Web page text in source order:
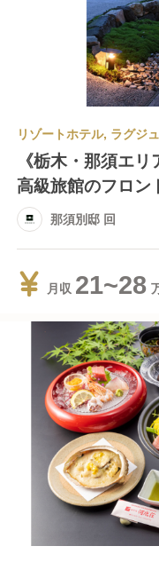
《栃木・那須エ
高級旅館のフロン
那須別邸 回
月収 21~28